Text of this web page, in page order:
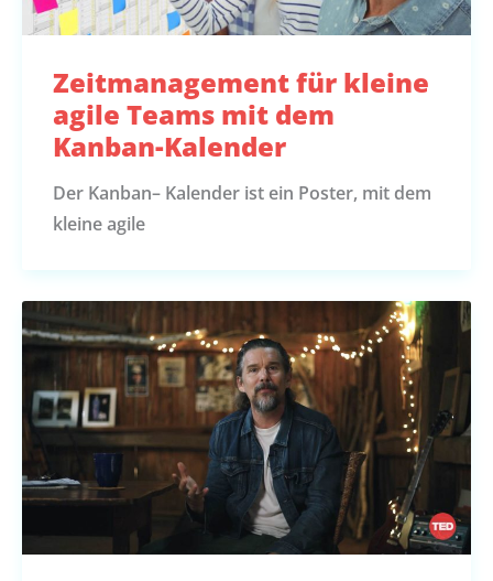
Zeitmanagement für kleine
agile Teams mit dem
Kanban-Kalender
Der Kanban– Kalender ist ein Poster, mit dem
kleine agile